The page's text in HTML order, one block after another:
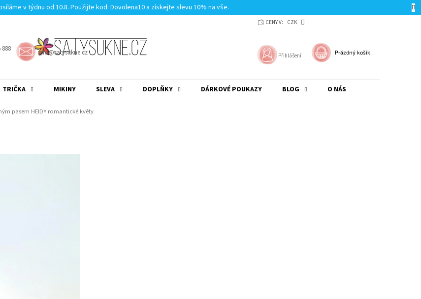
v týdnu od 10.8. Použijte kod: Dovolena10 a získejte slevu 10% na vše.
CENY V: CZK
Přihlášení
888
info@satysukne.cz Prázdný košík
TRIČKA MIKINY SLEVA DOPLŇKY DÁRKOVÉ POUKAZY BLOG O NÁS
MĚNA(CZK)
pasem HEIDY romantické květy